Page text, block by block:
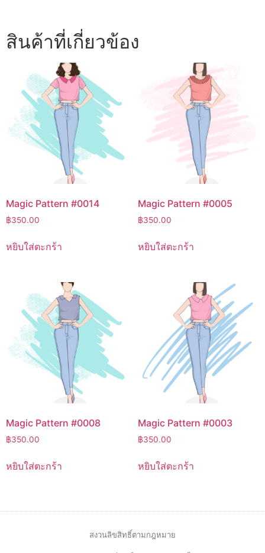
สินค้าที่เกี่ยวข้อง
Magic Pattern #0014
฿350.00
หยิบใส่ตะกร้า
Magic Pattern #0005
฿350.00
หยิบใส่ตะกร้า
Magic Pattern #0008
฿350.00
หยิบใส่ตะกร้า
Magic Pattern #0003
฿350.00
หยิบใส่ตะกร้า
สงวนลิขสิทธิ์ตามกฎหมาย